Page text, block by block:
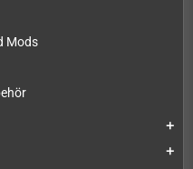
Mods
add
add